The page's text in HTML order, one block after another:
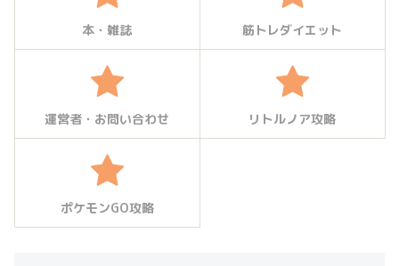
本・雑誌 筋トレダイエット
運営者・お問い合わせ リトルノア攻略
ポケモンGO攻略